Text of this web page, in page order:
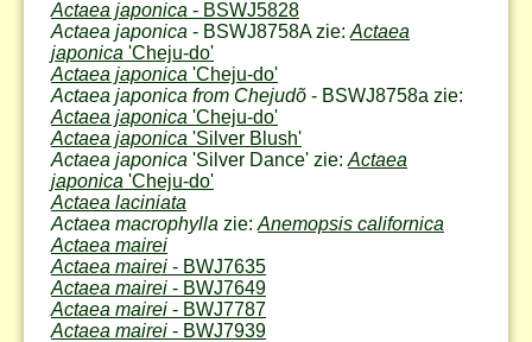
Actaea japonica - BSWJ5828
Actaea japonica - BSWJ8758A zie: Actaea
japonica 'Cheju-do'
Actaea japonica 'Cheju-do'
Actaea japonica from Chejudõ - BSWJ8758a zie:
Actaea japonica 'Cheju-do'
Actaea japonica 'Silver Blush'
Actaea japonica 'Silver Dance' zie: Actaea
japonica 'Cheju-do'
Actaea laciniata
Actaea macrophylla zie: Anemopsis californica
Actaea mairei
Actaea mairei - BWJ7635
Actaea mairei - BWJ7649
Actaea mairei - BWJ7787
Actaea mairei - BWJ7939